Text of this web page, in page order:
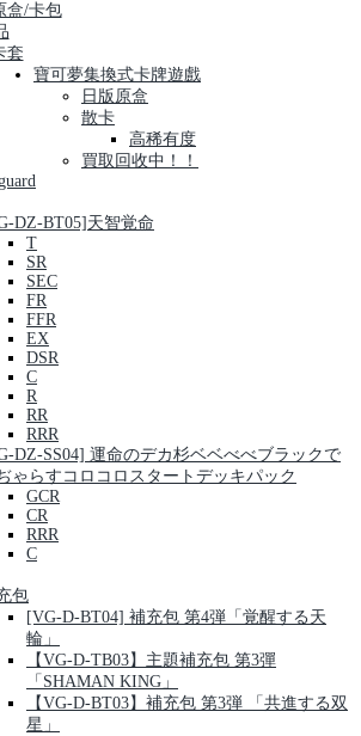
盒/卡包
套
寶可夢集換式卡牌遊戲
日版原盒
散卡
高稀有度
買取回收中！！
DZ-BT05]天智覚命
T
SR
SEC
FR
FFR
EX
DSR
C
R
RR
RRR
DZ-SS04] 運命のデカ杉ベベべべブラックで
ゃらすコロコロスタートデッキパック
GCR
CR
RRR
C
包
[VG-D-BT04] 補充包 第4弾「覚醒する天
輪」
【VG-D-TB03】主題補充包 第3彈
「SHAMAN KING」
【VG-D-BT03】補充包 第3弾 「共進する双
星」